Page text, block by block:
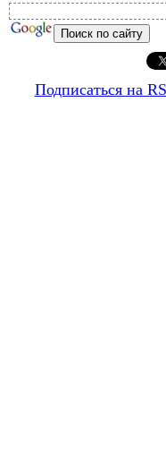
Подписаться на